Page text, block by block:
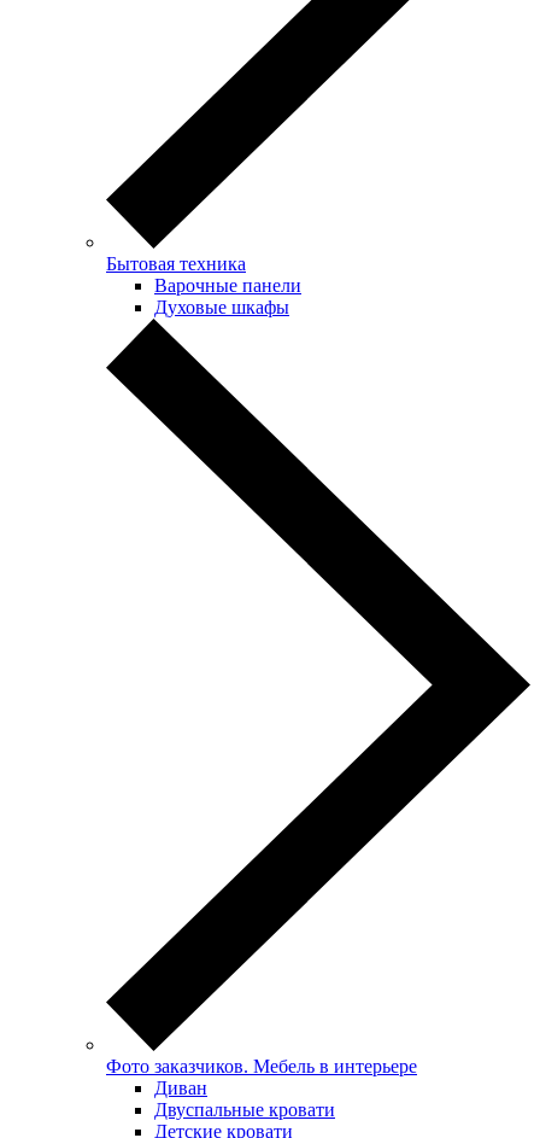
Бытовая техника
Варочные панели
Духовые шкафы
Фото заказчиков. Мебель в интерьере
Диван
Двуспальные кровати
Детские кровати